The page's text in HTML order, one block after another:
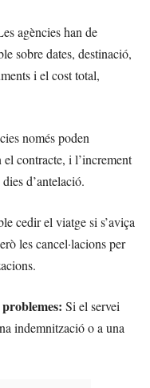
agències han de
sobre dates, destinació,
i el cost total,
només poden
el contracte, i l’increment
d’antelació.
cedir el viatge si s’aviça
les cancel·lacions per
Si el servei
indemnització o a una